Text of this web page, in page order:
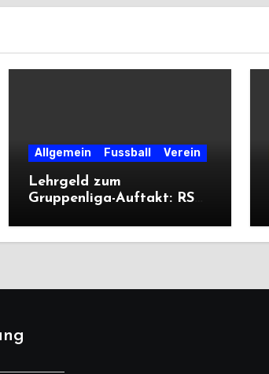
Allgemein Fussball Verein
Lehrgeld zum
Gruppenliga-Auftakt: RSV
deutlich